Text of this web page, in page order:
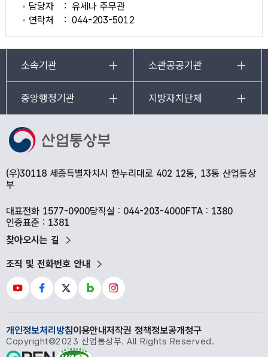
담당자
유세나 주무관
연락처
044-203-5012
소속기관 소관공공기관
중앙행정기관 지방자치단체
(우)30118 세종특별자치시 한누리대로 402 12동, 13동 산업통상
부
대표전화 1577-0900당직실 : 044-203-4000FTA : 1380
인증표준 : 1381
찾아오시는 길
조직 및 전화번호 안내
개인정보처리방침이용안내저작권 정책정보공개청구
Copyright©2023 산업통상부. All Rights Reserved.